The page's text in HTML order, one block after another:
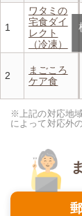
1
ワタミの
宅食ダイ
レクト
（冷凍）
2
まごころ
ケア食
※上記の対応地
によって対応外